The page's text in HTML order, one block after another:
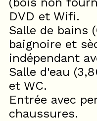
DVD et Wifi.
Salle de bains
baignoire et
indépendant
Salle d'eau
et WC.
Entrée avec
chaussures.